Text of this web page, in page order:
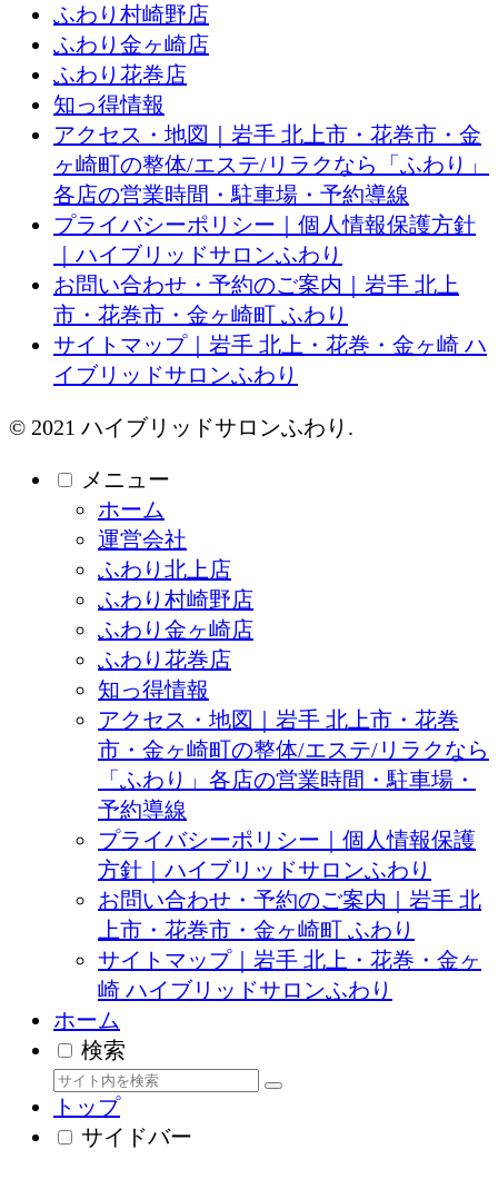
ふわり村崎野店
ふわり金ヶ崎店
ふわり花巻店
知っ得情報
アクセス・地図｜岩手 北上市・花巻市・金
ヶ崎町の整体/エステ/リラクなら「ふわり」
各店の営業時間・駐車場・予約導線
プライバシーポリシー｜個人情報保護方針
｜ハイブリッドサロンふわり
お問い合わせ・予約のご案内｜岩手 北上
市・花巻市・金ヶ崎町 ふわり
サイトマップ｜岩手 北上・花巻・金ヶ崎 ハ
イブリッドサロンふわり
© 2021 ハイブリッドサロンふわり.
メニュー
ホーム
運営会社
ふわり北上店
ふわり村崎野店
ふわり金ヶ崎店
ふわり花巻店
知っ得情報
アクセス・地図｜岩手 北上市・花巻
市・金ヶ崎町の整体/エステ/リラクなら
「ふわり」各店の営業時間・駐車場・
予約導線
プライバシーポリシー｜個人情報保護
方針｜ハイブリッドサロンふわり
お問い合わせ・予約のご案内｜岩手 北
上市・花巻市・金ヶ崎町 ふわり
サイトマップ｜岩手 北上・花巻・金ヶ
崎 ハイブリッドサロンふわり
ホーム
検索
トップ
サイドバー